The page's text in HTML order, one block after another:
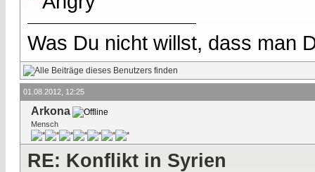
Was Du nicht willst, dass man
01.08.2012, 12:25
Arkona
Mensch
RE: Konflikt in Syrien